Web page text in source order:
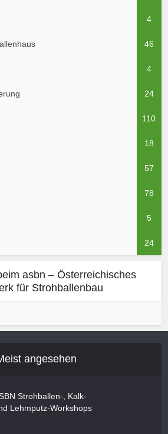
4
46
4
24
110
18
57
78
5
24
asbn – Österreichisches
für Strohballenbau
angesehen
Strohballen-, Kalk-
Lehmputz-Workshops